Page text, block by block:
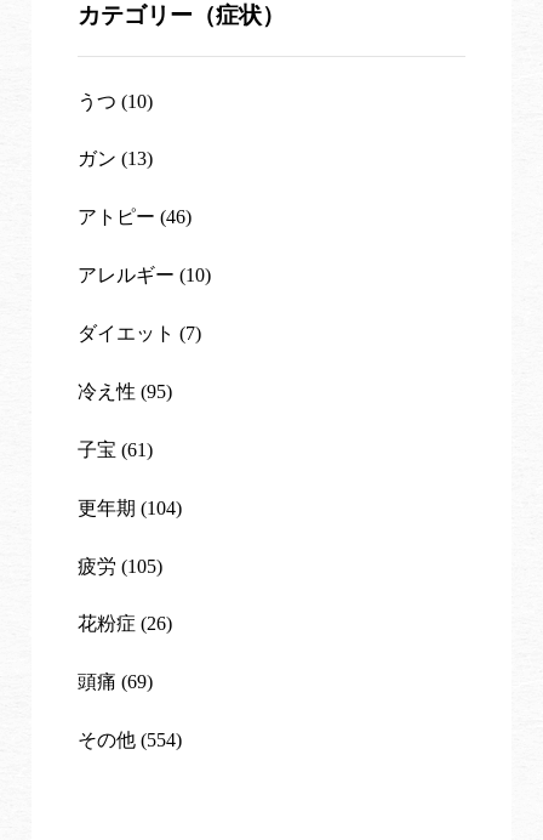
カテゴリー（症状）
うつ (10)
ガン (13)
アトピー (46)
アレルギー (10)
ダイエット (7)
冷え性 (95)
子宝 (61)
更年期 (104)
疲労 (105)
花粉症 (26)
頭痛 (69)
その他 (554)